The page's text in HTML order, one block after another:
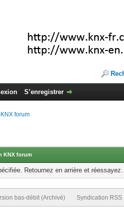
S’enregistrer
forum
KNX forum
Retournez en arrière et réessayez.
bas-débit (Archivé) Syndication RSS